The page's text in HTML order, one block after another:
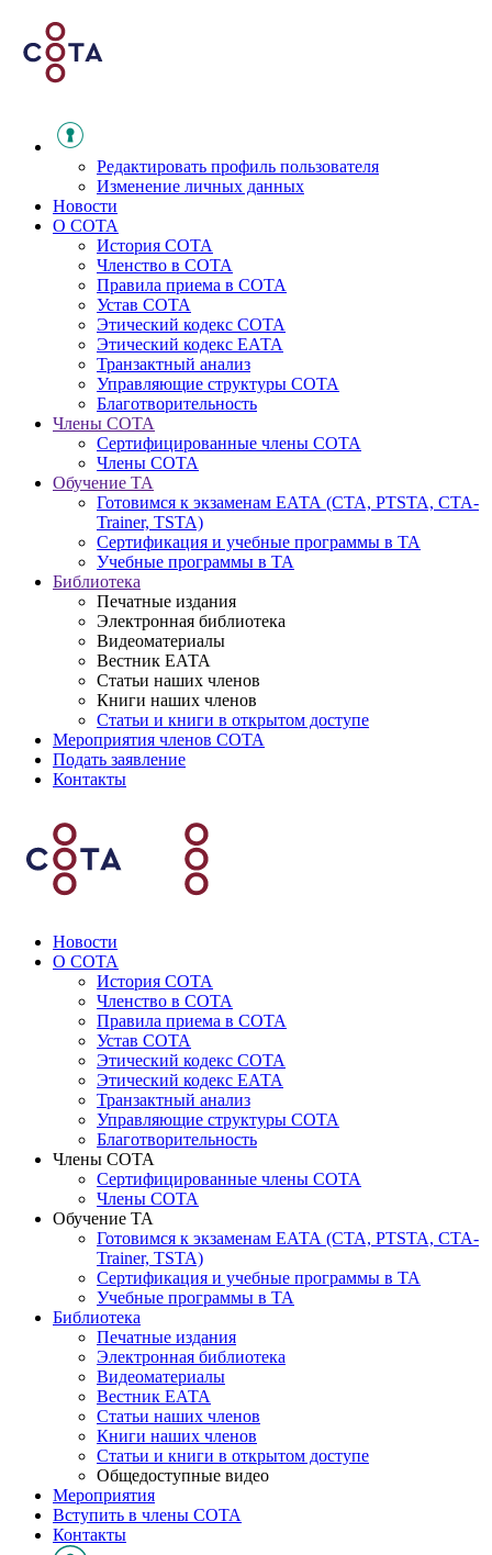
Редактировать профиль пользователя
Изменение личных данных
Новости
О СОТА
История СОТА
Членство в СОТА
Правила приема в СОТА
Устав СОТА
Этический кодекс СОТА
Этический кодекс ЕАТА
Транзактный анализ
Управляющие структуры СОТА
Благотворительность
Члены СОТА
Сертифицированные члены СОТА
Члены СОТА
Обучение ТА
Готовимся к экзаменам ЕАТА (СТА, PTSTA, СТА-
Trainer, TSTA)
Сертификация и учебные программы в ТА
Учебные программы в ТА
Библиотека
Печатные издания
Электронная библиотека
Видеоматериалы
Вестник ЕАТА
Статьи наших членов
Книги наших членов
Статьи и книги в открытом доступе
Мероприятия членов СОТА
Подать заявление
Контакты
Новости
О СОТА
История СОТА
Членство в СОТА
Правила приема в СОТА
Устав СОТА
Этический кодекс СОТА
Этический кодекс ЕАТА
Транзактный анализ
Управляющие структуры СОТА
Благотворительность
Члены СОТА
Сертифицированные члены СОТА
Члены СОТА
Обучение ТА
Готовимся к экзаменам ЕАТА (СТА, PTSTA, СТА-
Trainer, TSTA)
Сертификация и учебные программы в ТА
Учебные программы в ТА
Библиотека
Печатные издания
Электронная библиотека
Видеоматериалы
Вестник ЕАТА
Статьи наших членов
Книги наших членов
Статьи и книги в открытом доступе
Общедоступные видео
Мероприятия
Вступить в члены СОТА
Контакты